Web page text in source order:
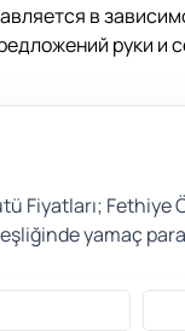
в
руки и
Fiyatları;
yamaç